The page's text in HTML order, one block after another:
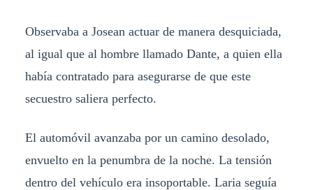
Observaba a Josean actuar de manera desquiciada,
al igual que al hombre llamado Dante, a quien ella
había contratado para asegurarse de que este
secuestro saliera perfecto.
El automóvil avanzaba por un camino desolado,
envuelto en la penumbra de la noche. La tensión
dentro del vehículo era insoportable. Laria seguía